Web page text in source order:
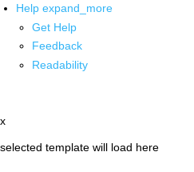
Help expand_more
Get Help
Feedback
Readability
x
selected template will load here